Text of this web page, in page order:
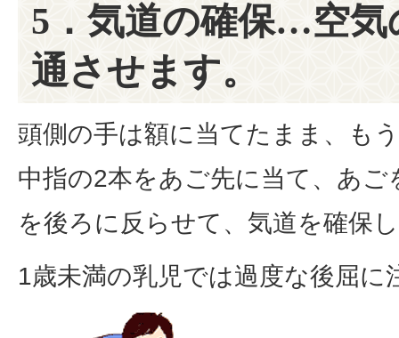
5．気道の確保…空気
通させます。
頭側の手は額に当てたまま、も
中指の2本をあご先に当て、あ
を後ろに反らせて、気道を確保
1歳未満の乳児では過度な後屈に